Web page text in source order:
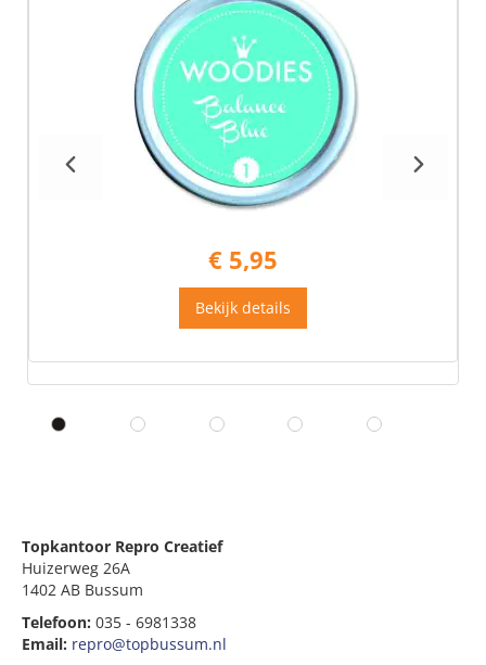
€ 5,95
Bekijk details
Topkantoor Repro Creatief
Huizerweg 26A
1402 AB Bussum
Telefoon: 035 - 6981338
Email: repro@topbussum.nl